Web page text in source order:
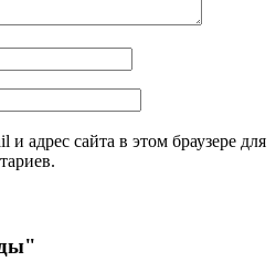
адрес сайта в этом браузере для